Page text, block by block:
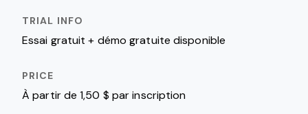
Essai gratuit + démo gratuite disponible
À partir de 1,50 $ par inscription